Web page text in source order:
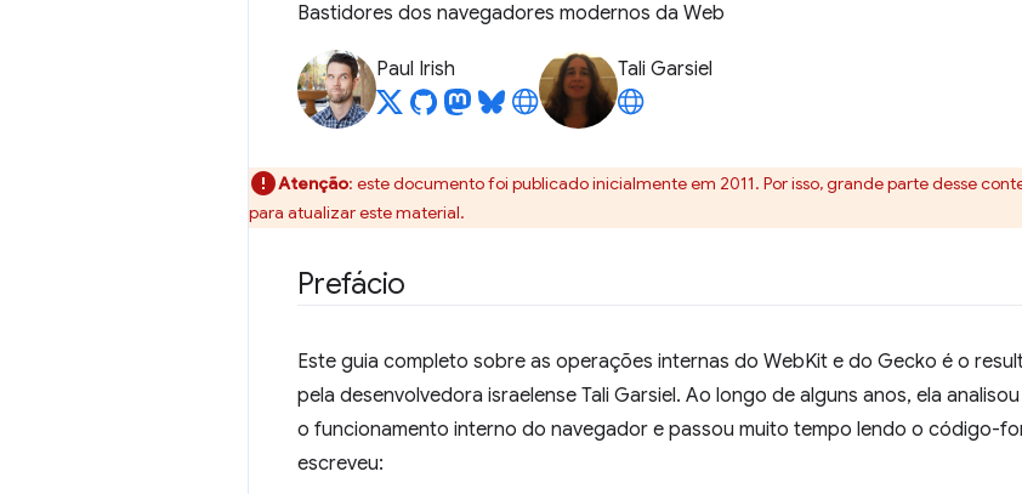
Bastidores dos navegadores modernos da Web
Paul Irish Tali Garsiel
Atenção: este documento foi publicado inicialmente em 2011. Por isso, grande parte desse
para atualizar este material.
Prefácio
Este guia completo sobre as operações internas do WebKit e do Gecko é o
pela desenvolvedora israelense Tali Garsiel. Ao longo de alguns anos, ela
o funcionamento interno do navegador e passou muito tempo lendo o código-
escreveu: